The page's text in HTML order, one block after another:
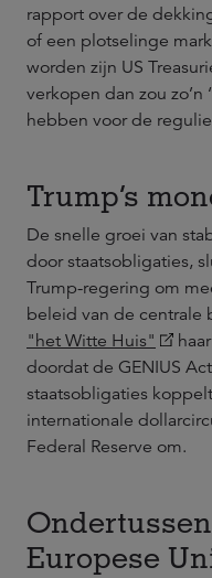
rapport over de
of een plotselinge
worden zijn US
verkopen dan zou zo’n
hebben voor de
Trump’s
De snelle groei van
door staatsobligaties,
Trump-regering om
beleid van de centrale
"het Witte Huis"
doordat de GENIUS
staatsobligaties
internationale
Federal Reserve om.
Europese